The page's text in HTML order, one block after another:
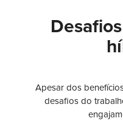
Apesar dos
desafios do